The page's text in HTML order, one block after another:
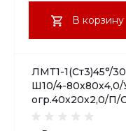
В корзину
ЛМТ1-1(Ст3)45°/
Ш10/4-
огр.40х20х2,0/П/